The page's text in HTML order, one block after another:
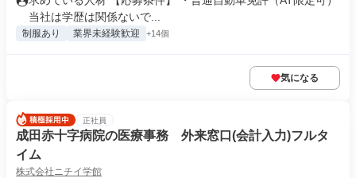
当社は学歴は関係ないで...
制服あり 業界未経験歓迎 +14個
気になる
正社員
成田赤十字病院の医療事務 外来窓口(会計入力)フルタ
イム
株式会社ニチイ学館